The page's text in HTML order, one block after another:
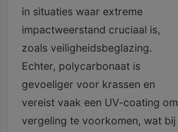
in situaties waar extreme
impactweerstand cruciaal is,
zoals veiligheidsbeglazing.
Echter, polycarbonaat is
gevoeliger voor krassen en
vereist vaak een UV-coating om
vergeling te voorkomen, wat bij